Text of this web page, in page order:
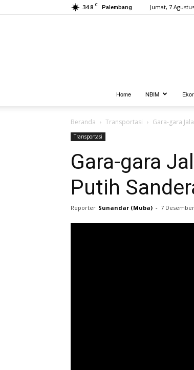
34.8 C Palembang Jumat, 7
Home
NBIM
Beranda Transportasi Gara-gara
Transportasi
Gara-gara
Putih
Reporter Sunandar (Muba) - 7